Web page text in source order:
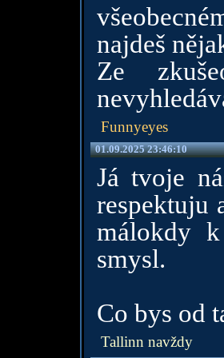
najdeš
Ze
Funnyeyes
01.09.2025 23:46:10
Já tvoje
respektuju
málokdy
smysl.
Co bys od
Tallinn navždy